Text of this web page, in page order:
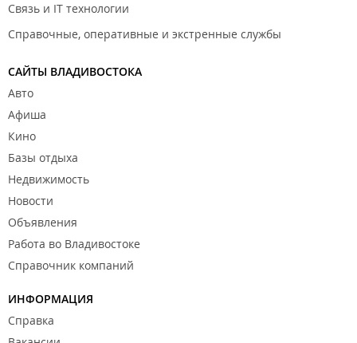
Связь и IT технологии
Справочные, оперативные и экстренные службы
САЙТЫ ВЛАДИВОСТОКА
Авто
Афиша
Кино
Базы отдыха
Недвижимость
Новости
Объявления
Работа во Владивостоке
Справочник компаний
ИНФОРМАЦИЯ
Справка